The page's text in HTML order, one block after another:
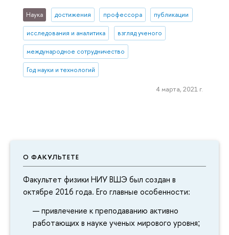
О ФАКУЛЬТЕТЕ
Факультет физики НИУ ВШЭ был создан в
октябре 2016 года. Его главные особенности:
привлечение к преподаванию активно
работающих в науке ученых мирового уровня;
Наука достижения профессора публикации
исследования и аналитика взгляд ученого
международное сотрудничество
Год науки и технологий
4 марта, 2021 г.